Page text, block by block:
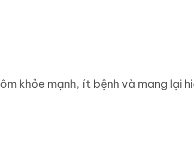
khỏe mạnh, ít bệnh và mang lại